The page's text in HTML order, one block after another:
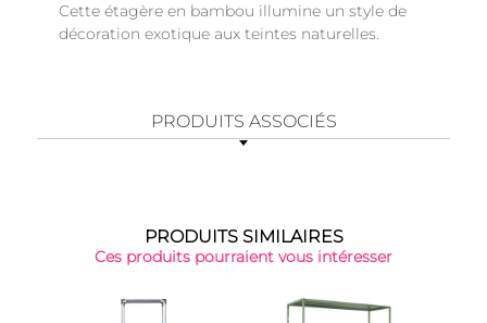
Cette étagère en bambou illumine un style de
décoration exotique aux teintes naturelles.
PRODUITS ASSOCIÉS
PRODUITS SIMILAIRES
Ces produits pourraient vous intéresser